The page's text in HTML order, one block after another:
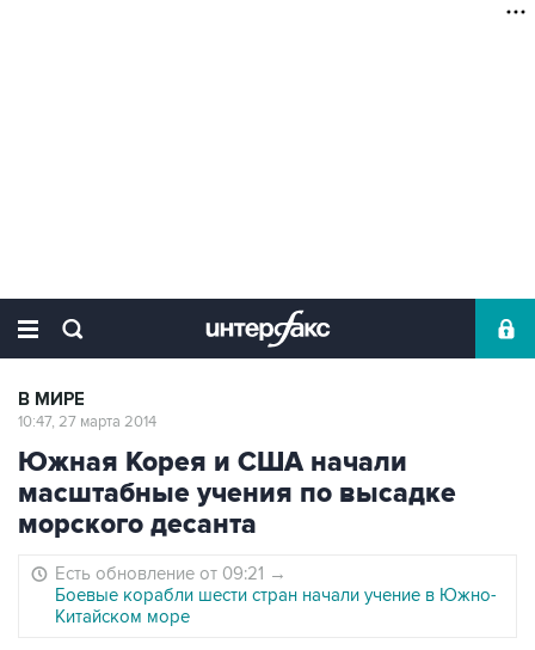
В МИРЕ
10:47, 27 марта 2014
Южная Корея и США начали
масштабные учения по высадке
морского десанта
Есть обновление от 09:21 →
Боевые корабли шести стран начали учение в Южно-
Китайском море